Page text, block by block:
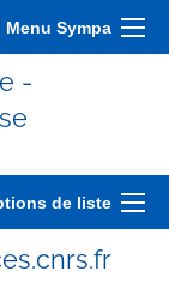
Menu Sympa
-
de liste